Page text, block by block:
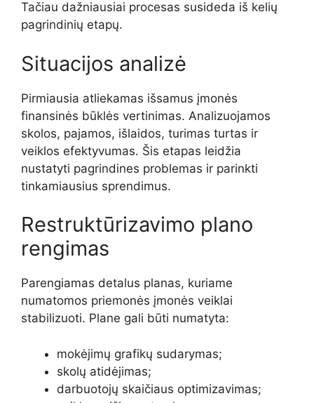
Tačiau dažniausiai procesas susideda iš kelių
pagrindinių etapų.
Situacijos analizė
Pirmiausia atliekamas išsamus įmonės
finansinės būklės vertinimas. Analizuojamos
skolos, pajamos, išlaidos, turimas turtas ir
veiklos efektyvumas. Šis etapas leidžia
nustatyti pagrindines problemas ir parinkti
tinkamiausius sprendimus.
Restruktūrizavimo plano
rengimas
Parengiamas detalus planas, kuriame
numatomos priemonės įmonės veiklai
stabilizuoti. Plane gali būti numatyta:
mokėjimų grafikų sudarymas;
skolų atidėjimas;
darbuotojų skaičiaus optimizavimas;